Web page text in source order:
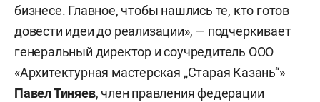
бизнесе. Главное, чтобы нашлись те, кто готов
довести идеи до реализации», — подчеркивает
генеральный директор и соучредитель ООО
«Архитектурная мастерская „Старая Казань“»
Павел Тиняев, член правления федерации